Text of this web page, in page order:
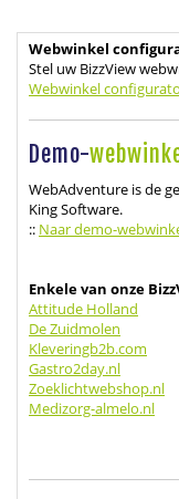
Webwinkel
Stel uw BizzView
Webwinkel
Demo-
WebAdventure is de
King Software.
:: Naar demo-
Enkele van onze
Attitude Holland
De Zuidmolen
Kleveringb2b.com
Gastro2day.nl
Zoeklichtwebshop.nl
Medizorg-almelo.nl